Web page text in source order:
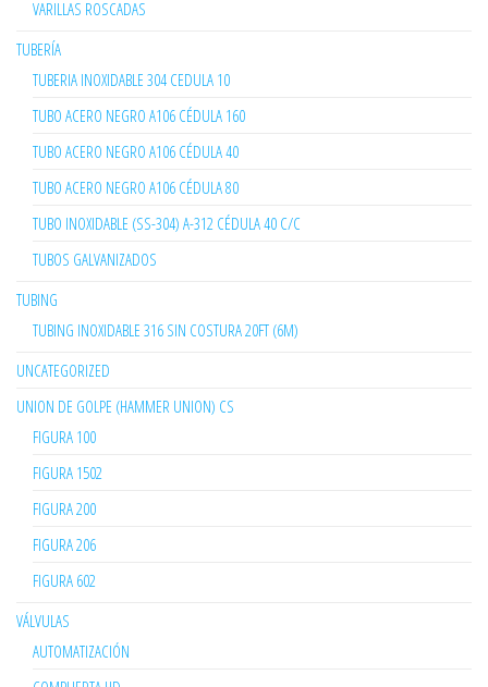
VARILLAS ROSCADAS
TUBERÍA
TUBERIA INOXIDABLE 304 CEDULA 10
TUBO ACERO NEGRO A106 CÉDULA 160
TUBO ACERO NEGRO A106 CÉDULA 40
TUBO ACERO NEGRO A106 CÉDULA 80
TUBO INOXIDABLE (SS-304) A-312 CÉDULA 40 C/C
TUBOS GALVANIZADOS
TUBING
TUBING INOXIDABLE 316 SIN COSTURA 20FT (6M)
UNCATEGORIZED
UNION DE GOLPE (HAMMER UNION) CS
FIGURA 100
FIGURA 1502
FIGURA 200
FIGURA 206
FIGURA 602
VÁLVULAS
AUTOMATIZACIÓN